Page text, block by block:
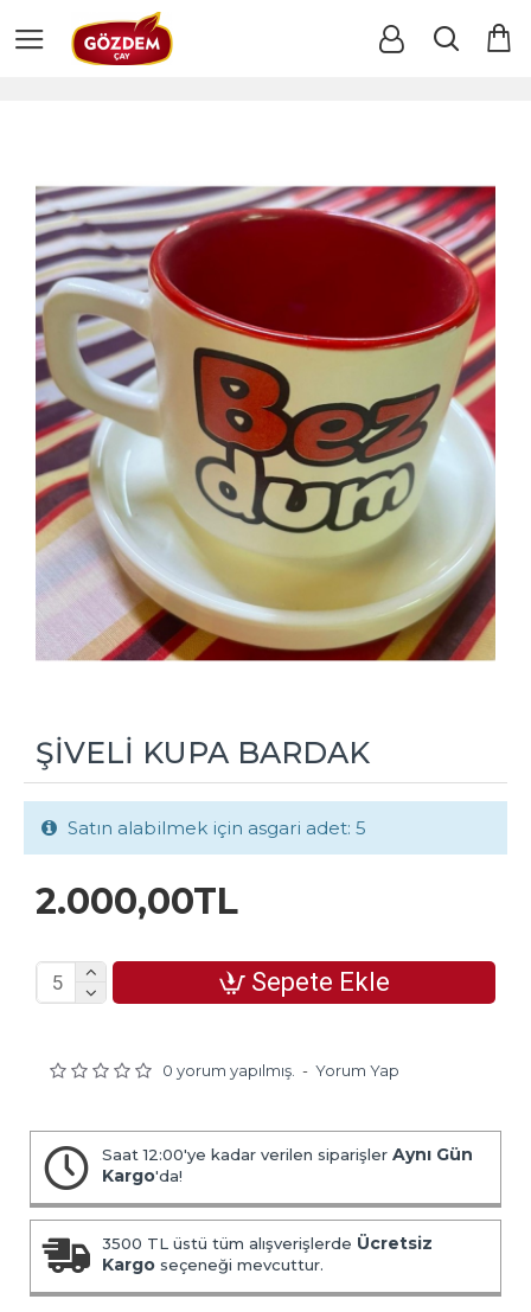
ŞİVELİ KUPA BARDAK
0 yorum yapılmış. - Yorum Yap
2.000,00TL
Sepete Ekle
Satın alabilmek için asgari adet: 5
Saat 12:00'ye kadar verilen siparişler Aynı Gün
Kargo'da!
3500 TL üstü tüm alışverişlerde Ücretsiz
Kargo seçeneği mevcuttur.